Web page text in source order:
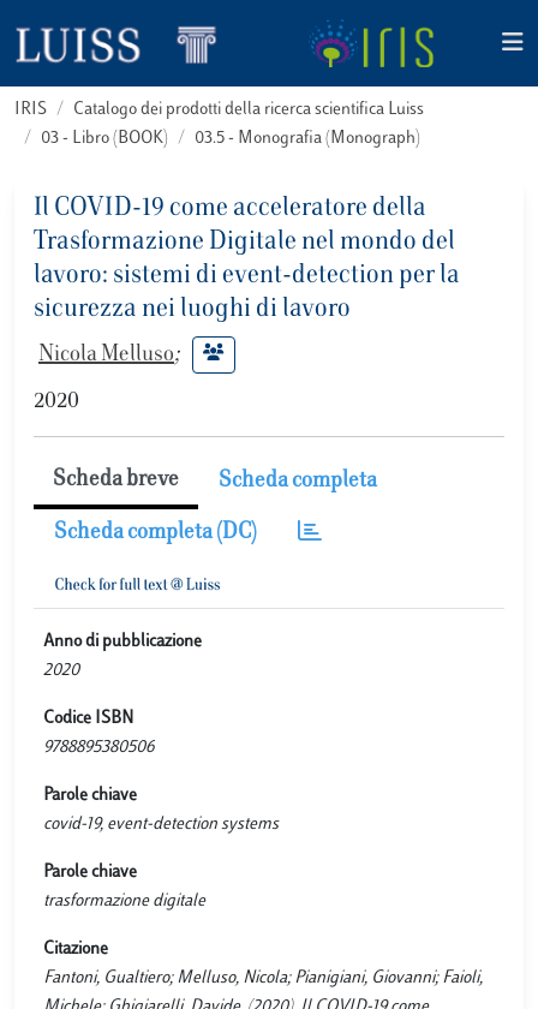
IRIS
Catalogo dei prodotti della ricerca scientifica Luiss
03 - Libro (BOOK)
03.5 - Monografia (Monograph)
Il COVID-19 come acceleratore della
Trasformazione Digitale nel mondo del
lavoro: sistemi di event-detection per la
sicurezza nei luoghi di lavoro
Nicola Melluso;
2020
Scheda breve Scheda completa
Scheda completa (DC)
Anno di pubblicazione
2020
Codice ISBN
9788895380506
Parole chiave
covid-19, event-detection systems
Parole chiave
trasformazione digitale
Citazione
Fantoni, Gualtiero; Melluso, Nicola; Pianigiani, Giovanni; Faioli,